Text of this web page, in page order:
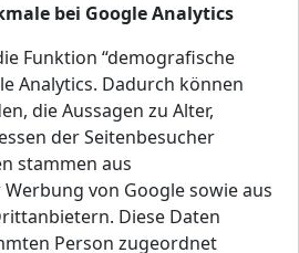
bei Google Analytics
Funktion “demografische
Analytics. Dadurch können
die Aussagen zu Alter,
der Seitenbesucher
stammen aus
von Google sowie aus
Diese Daten
Person zugeordnet